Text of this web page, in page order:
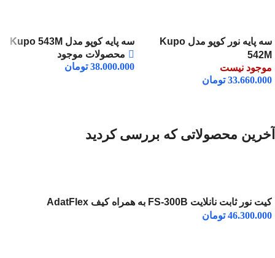
سه پایه نور کوپو مدل Kupo
542M
موجود نیست
33.660.000 تومان
سه پایه کوپو مدل Kupo 543M
محصولات موجود
38.000.000 تومان
آخرین محصولاتی که بررسی کردید
کیت نور ثابت نانلایت FS-300B به همراه کیف AdatFlex
46.300.000 تومان